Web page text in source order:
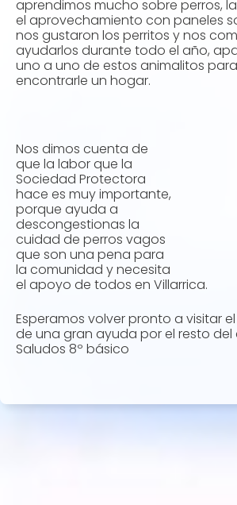
aprendimos mucho sobre perros,
el aprovechamiento con paneles
nos gustaron los perritos y nos
ayudarlos durante todo el año,
uno a uno de estos animalitos
encontrarle un hogar.
Nos dimos cuenta de
que la labor que la
Sociedad Protectora
hace es muy importante,
porque ayuda a
descongestionas la
cuidad de perros vagos
que son una pena para
la comunidad y necesita
el apoyo de todos en Villarrica.
Esperamos volver pronto a visitar
de una gran ayuda por el resto del
Saludos 8º básico